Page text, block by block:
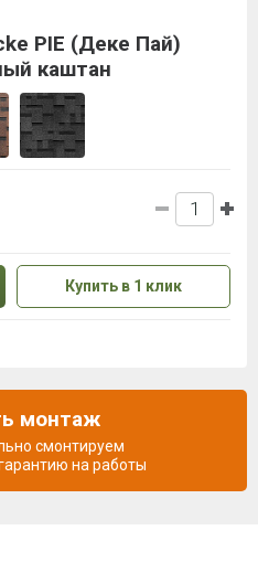
PIE (Деке Пай)
каштан
Купить в 1 клик
монтаж
смонтируем
на работы